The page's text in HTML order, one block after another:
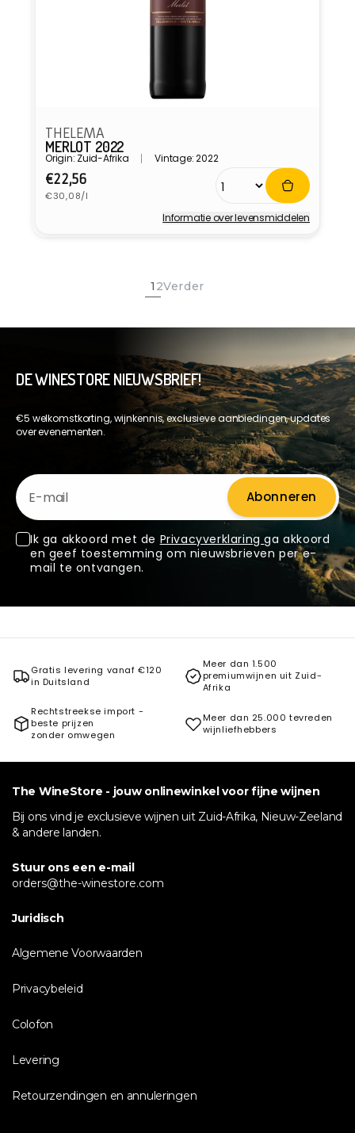
THELEMA
MERLOT 2022
Origin: Zuid-Afrika Vintage: 2022
Normale
prijs
€22,56
Eenheidsprijs
€30,08/l
Informatie over levensmiddelen
1 2Verder
DE WINESTORE NIEUWSBRIEF!
€5 welkomstkorting, wijnkennis, exclusieve aanbiedingen, updates
over evenementen.
E-mail
Abonneren
Ik ga akkoord met de Privacyverklaringga akkoord
en geef toestemming om nieuwsbrieven per e-
mail te ontvangen.
Gratis levering vanaf €120
in Duitsland
Meer dan 1.500
premiumwijnen uit Zuid-
Afrika
Rechtstreekse import -
beste prijzen
zonder omwegen
Meer dan 25.000 tevreden
wijnliefhebbers
The WineStore - jouw onlinewinkel voor fijne wijnen
Bij ons vind je exclusieve wijnen uit Zuid-Afrika, Nieuw-Zeeland
& andere landen.
Stuur ons een e-mail
orders@the-winestore.com
Juridisch
Algemene Voorwaarden
Privacybeleid
Colofon
Levering
Retourzendingen en annuleringen